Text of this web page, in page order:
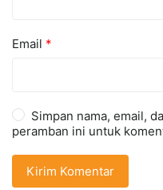
Email *
Simpan nama, email,
peramban ini untuk